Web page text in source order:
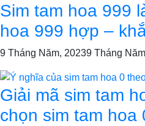
Sim tam hoa 999
hoa 999 hợp –
9 Tháng Năm, 20239 Tháng
Giải mã sim tam
chọn sim tam hoa